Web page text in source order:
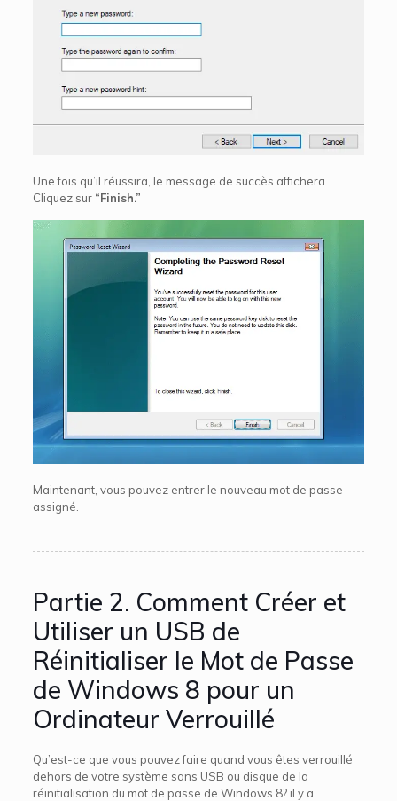
Une fois qu’il réussira, le message de succès affichera.
Cliquez sur “Finish.”
Maintenant, vous pouvez entrer le nouveau mot de passe
assigné.
Partie 2. Comment Créer et
Utiliser un USB de
Réinitialiser le Mot de Passe
de Windows 8 pour un
Ordinateur Verrouillé
Qu’est-ce que vous pouvez faire quand vous êtes verrouillé
dehors de votre système sans USB ou disque de la
réinitialisation du mot de passe de Windows 8? il y a